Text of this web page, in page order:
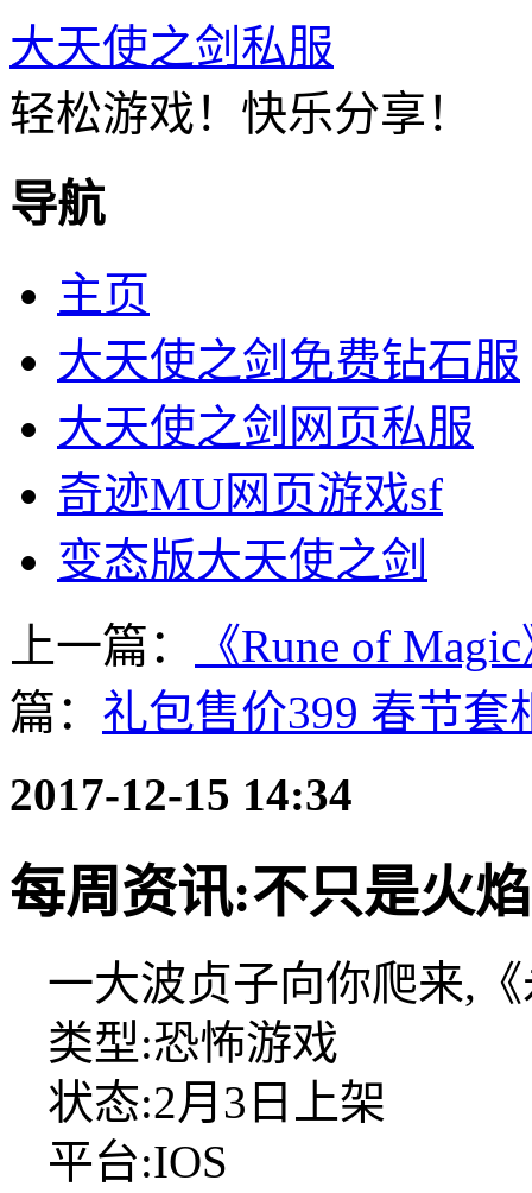
大天使之剑私服
轻松游戏！快乐分享！
导航
主页
大天使之剑免费钻石服
大天使之剑网页私服
奇迹MU网页游戏sf
变态版大天使之剑
上一篇：
《Rune of
篇： 礼包售价399 春节
2017-12-15 14:34
每周资讯:不只是火
一大波贞子向你爬来,
类型:恐怖游戏
状态:2月3日上架
平台:IOS